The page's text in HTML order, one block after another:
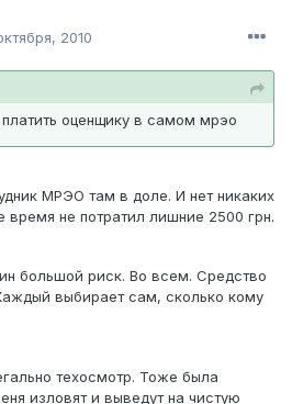
2010
оценщику в самом мрэо
МРЭО там в доле. И нет никаких
не потратил лишние 2500 грн.
большой риск. Во всем. Средство
выбирает сам, сколько кому
техосмотр. Тоже была
изловят и выведут на чистую